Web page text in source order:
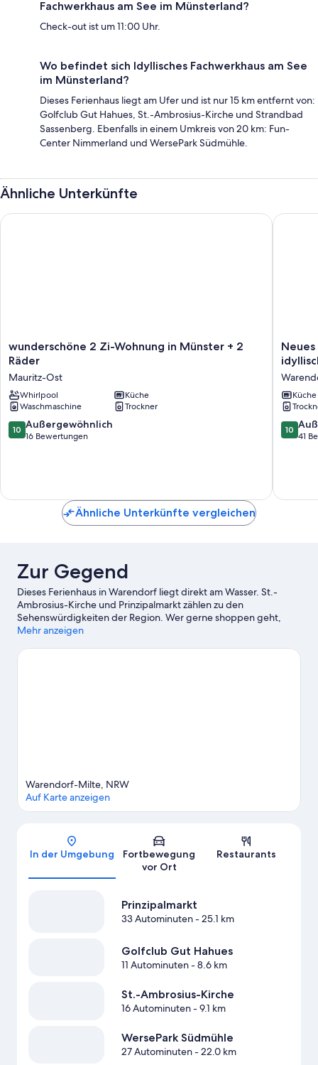
Fachwerkhaus am See im Münsterland?
Check-out ist um 11:00 Uhr.
Wo befindet sich Idyllisches Fachwerkhaus am See
im Münsterland?
Dieses Ferienhaus liegt am Ufer und ist nur 15 km entfernt von:
Golfclub Gut Hahues, St.-Ambrosius-Kirche und Strandbad
Sassenberg. Ebenfalls in einem Umkreis von 20 km: Fun-
Center Nimmerland und WersePark Südmühle.
Ähnliche Unterkünfte
wunderschöne
2
Wohnung
in
Münster
+
2
wunderschöne 2 Zi-Wohnung in Münster + 2
Räder
Mauritz-Ost
Whirlpool
Küche
Waschmaschine
Trockner
10.0
von
10 Außergewöhnlich
16 Bewertungen
wunderschöne 2 Zi-Wohnung in Münster + 2 Räder
Neues
am
See
im
Küche
10.0
von
10
41
Neues
Ähnliche Unterkünfte vergleichen
Zur Gegend
Dieses Ferienhaus in Warendorf liegt direkt am Wasser. St.-
Ambrosius-Kirche und Prinzipalmarkt zählen zu den
Sehenswürdigkeiten der Region. Wer gerne shoppen geht,
wird hier fündig: Münster Weihnachtsmarkt und Wochenmarkt
Highlights: Fun-Center Nimmerland und WersePark Südmühle.
Mehr anzeigen
Karte
Warendorf-Milte, NRW
Auf Karte anzeigen
In der Umgebung
Fortbewegung
vor Ort
Restaurants
Prinzipalmarkt
33 Autominuten- 25.1 km
Golfclub Gut Hahues
11 Autominuten- 8.6 km
St.-Ambrosius-Kirche
16 Autominuten- 9.1 km
WersePark Südmühle
27 Autominuten- 22.0 km